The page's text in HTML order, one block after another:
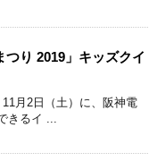
つり 2019」キッズクイ
月2日（土）に、阪神電
きるイ ...